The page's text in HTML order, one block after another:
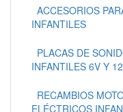
ACCESORIOS
INFANTILES
PLACAS DE
INFANTILES 6V Y
RECAMBIOS
ELÉCTRICOS